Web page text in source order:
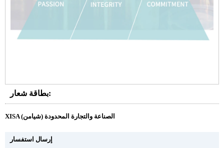
بطاقة شعار:
XISA (شيامن) الصناعة والتجارة المحدودة
إرسال استفسار